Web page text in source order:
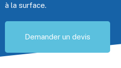
à la surface.
Demander un devis